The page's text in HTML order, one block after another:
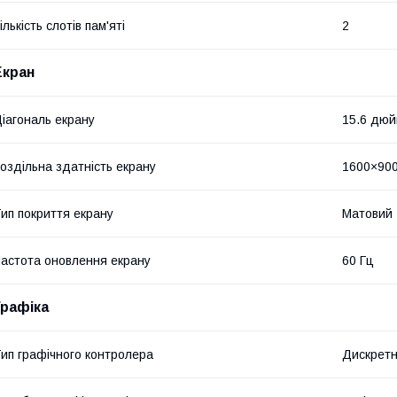
слотів пам'яті 2
екрану 15.6
здатність екрану 1600×900
покриття екрану Матовий
оновлення екрану 60 Гц
графічного контролера